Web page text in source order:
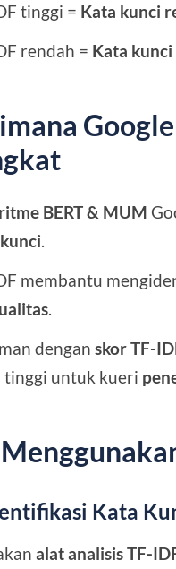
tinggi = Kata kunci
rendah = Kata
BERT & MUM
.
membantu
.
denganskor TF-
tinggi untuk kueri
Kata
alat analisis TF-